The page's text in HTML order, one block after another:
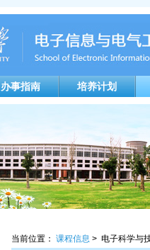
办事指南 培养计划
当前位置：课程信息 > 电子科学与